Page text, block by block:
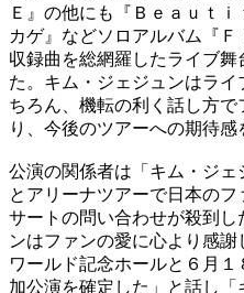
Ｅ』の他にも『Ｂｅａｕｔ
カゲ』などソロアルバム『
収録曲を総網羅したライブ
た。キム・ジェジュンはラ
ちろん、機転の利く話し方
り、今後のツアーへの期待感
公演の関係者は「キム・ジ
とアリーナツアーで日本の
サートの問い合わせが殺到し
ンはファンの愛に心より感
ワールド記念ホールと６月
加公演を確定した」と話し